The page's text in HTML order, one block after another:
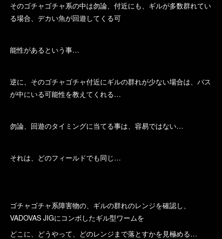
そのゴチャゴチャ系の中は勿論、付近にも、ギルが多数群れてい
る場合、デカい魚が回遊してくる可
能性があるという事…
逆に、そのゴチャゴチャ付近にギルの群れが少ない場合は、バス
が中にいる可能性を教えてくれる…
勿論、回遊のタイミングに当てる事は、容易ではない…
それは、どのフィールドでも同じ…
ゴチャゴチャ系障害物の、ギルの群れのレンジを確認し、
VADOVAS JIGにコンボしたギル型ワームを
どこに、どうやって、どのレンジまで落とすかを見極める…